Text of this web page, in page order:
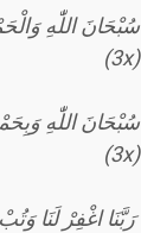
سُبْحَانَ اللّٰهِ
(3x)
سُبْحَانَ اللّٰهِ
(3x)
رَبَّنَا اغْفِرْ لَنَا وَتُبْ عَلَيْنَا إِنَّكَ أَنْتَ التَّوَّابُ الرَّحِيْمُ